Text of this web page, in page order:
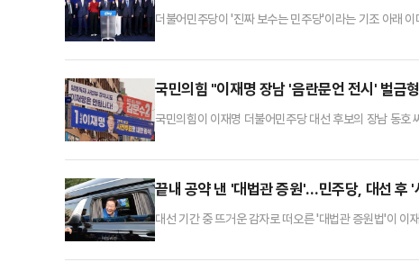
더불어민주당이 '진짜 보수는 민주당'이라는 기조 아래
아들여지는 반면, 국민의힘과 관련된 연대에는 부정적
국민의힘 "이재명 장남 '음란문언 전시' 벌금
국민의힘이 이재명 더불어민주당 대선 후보의 장남 동
후보의 장남 이 씨가 상습도박과 음란문언 전시 혐의로
끝내 공약 낸 '대법관 증원'…민주당, 대선 후
대선 기간 중 뜨거운 감자로 떠오른 '대법관 증원법'이 이
와 상고심에 대한 국민 신뢰도 제고다. 그러나 국민의힘